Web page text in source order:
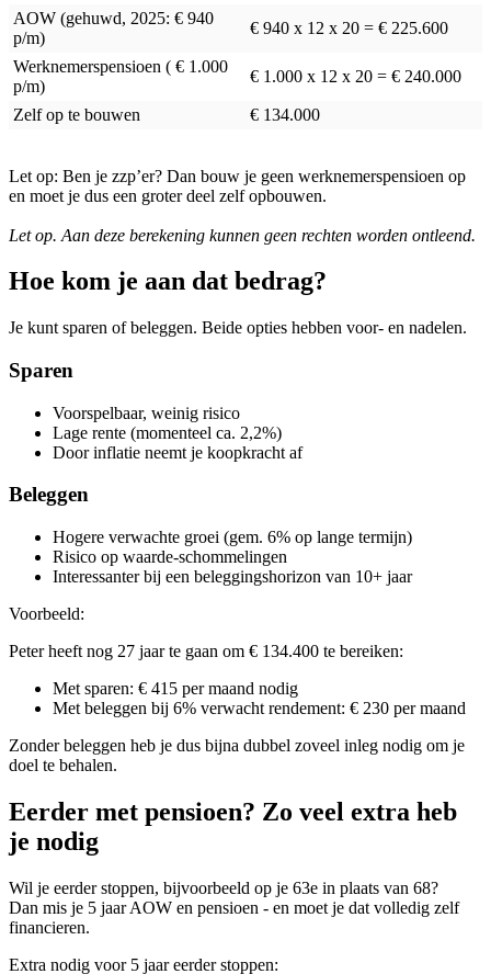
AOW (gehuwd, 2025: € 940
p/m)
€ 940 x 12 x 20 = € 225.600
Werknemerspensioen ( € 1.000
p/m)
€ 1.000 x 12 x 20 = € 240.000
Zelf op te bouwen € 134.000
Let op: Ben je zzp’er? Dan bouw je geen werknemerspensioen op
en moet je dus een groter deel zelf opbouwen.
Let op. Aan deze berekening kunnen geen rechten worden ontleend.
Hoe kom je aan dat bedrag?
Je kunt sparen of beleggen. Beide opties hebben voor- en nadelen.
Sparen
Voorspelbaar, weinig risico
Lage rente (momenteel ca. 2,2%)
Door inflatie neemt je koopkracht af
Beleggen
Hogere verwachte groei (gem. 6% op lange termijn)
Risico op waarde-schommelingen
Interessanter bij een beleggingshorizon van 10+ jaar
Voorbeeld:
Peter heeft nog 27 jaar te gaan om € 134.400 te bereiken:
Met sparen: € 415 per maand nodig
Met beleggen bij 6% verwacht rendement: € 230 per maand
Zonder beleggen heb je dus bijna dubbel zoveel inleg nodig om je
doel te behalen.
Eerder met pensioen? Zo veel extra heb
je nodig
Wil je eerder stoppen, bijvoorbeeld op je 63e in plaats van 68?
Dan mis je 5 jaar AOW en pensioen - en moet je dat volledig zelf
financieren.
Extra nodig voor 5 jaar eerder stoppen: